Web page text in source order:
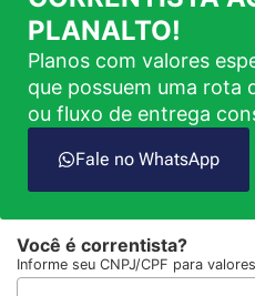
PLANALTO!
Planos com valores
que possuem uma rota
ou fluxo de entrega
Fale no WhatsApp
Você é correntista?
Informe seu CNPJ/CPF para